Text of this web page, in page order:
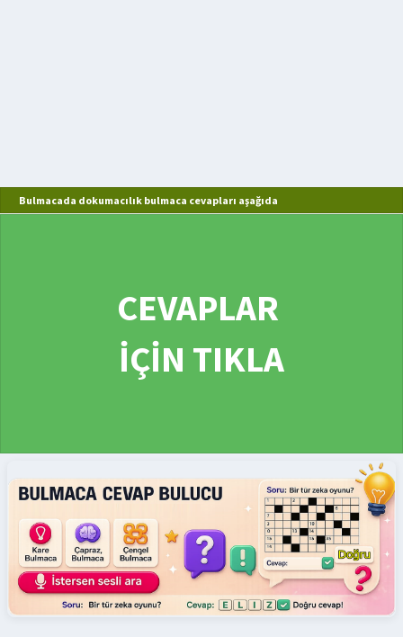
Bulmacada dokumacılık bulmaca cevapları aşağıda
CEVAPLAR
İÇİN TIKLA